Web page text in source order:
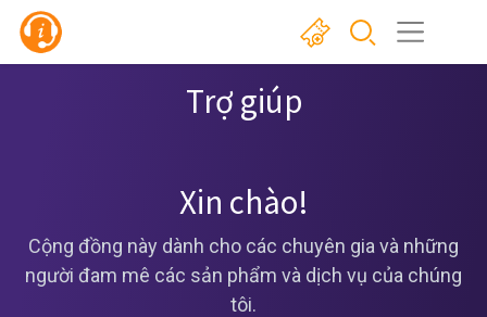
Trợ giúp
Xin chào!
Cộng đồng này dành cho các chuyên gia và những
người đam mê các sản phẩm và dịch vụ của chúng
tôi.